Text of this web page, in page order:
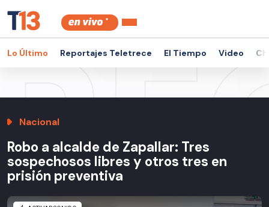
Lo Último Reportajes Teletrece El Tiempo Video
Nacional
Robo a alcalde de Zapallar: Tres
sospechosos libres y otros tres en
prisión preventiva